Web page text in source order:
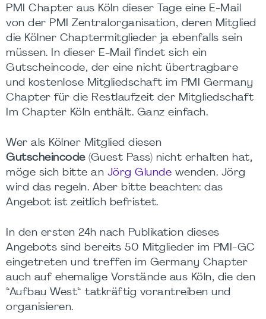
PMI Chapter aus Köln dieser Tage eine E-Mail
von der PMI Zentralorganisation, deren Mitglied
die Kölner Chaptermitglieder ja ebenfalls sein
müssen. In dieser E-Mail findet sich ein
Gutscheincode, der eine nicht übertragbare
und kostenlose Mitgliedschaft im PMI Germany
Chapter für die Restlaufzeit der Mitgliedschaft
Im Chapter Köln enthält. Ganz einfach.
Wer als Kölner Mitglied diesen
Gutscheincode(Guest Pass) nicht erhalten hat,
möge sich bitte an Jörg Glunde wenden. Jörg
wird das regeln. Aber bitte beachten: das
Angebot ist zeitlich befristet.
In den ersten 24h nach Publikation dieses
Angebots sind bereits 50 Mitglieder im PMI-GC
eingetreten und treffen im Germany Chapter
auch auf ehemalige Vorstände aus Köln, die den
“Aufbau West“ tatkräftig vorantreiben und
organisieren.